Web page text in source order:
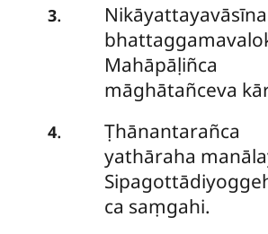
3.
māghātañceva
4.
yathāraha
ca saṃgahi.